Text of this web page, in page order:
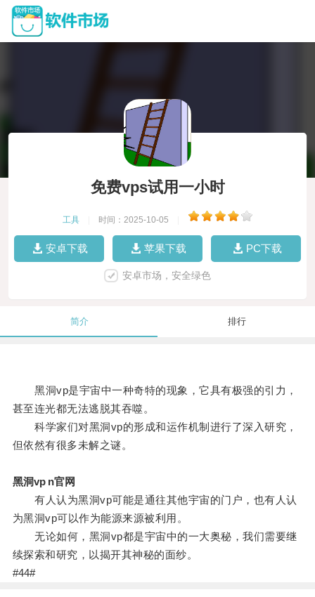
免费vps试用一小时
工具 时间：2025-10-05
安卓下载 苹果下载 PC下载
安卓市场，安全绿色
简介 排行
黑洞vp是宇宙中一种奇特的现象，它具有极强的引力，
甚至连光都无法逃脱其吞噬。
科学家们对黑洞vp的形成和运作机制进行了深入研究，
但依然有很多未解之谜。
黑洞vp n官网
有人认为黑洞vp可能是通往其他宇宙的门户，也有人认
为黑洞vp可以作为能源来源被利用。
无论如何，黑洞vp都是宇宙中的一大奥秘，我们需要继
续探索和研究，以揭开其神秘的面纱。
#44#